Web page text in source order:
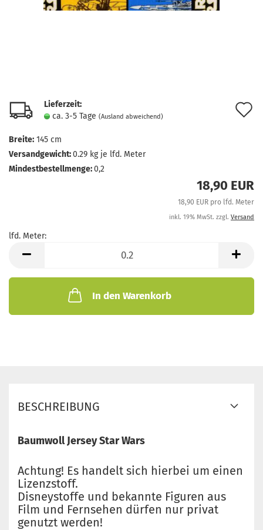
Lieferzeit:
ca. 3-5 Tage (Ausland abweichend)
Breite: 145 cm
Versandgewicht:0.29 kg je lfd. Meter
Mindestbestellmenge:0,2
18,90 EUR
18,90 EUR pro lfd. Meter
inkl. 19% MwSt. zzgl. Versand
lfd. Meter:
Meter
In den Warenkorb
BESCHREIBUNG
Baumwoll Jersey Star Wars
Achtung! Es handelt sich hierbei um einen
Lizenzstoff.
Disneystoffe und bekannte Figuren aus
Film und Fernsehen dürfen nur privat
genutzt werden!